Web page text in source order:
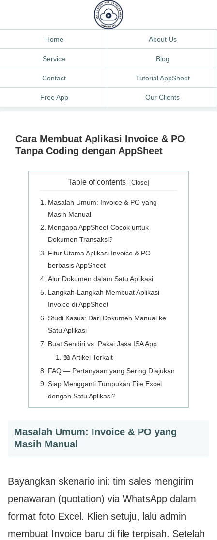
Home About Us
Service Blog
Contact Tutorial AppSheet
Free App Our Clients
Cara Membuat Aplikasi Invoice & PO
Tanpa Coding dengan AppSheet
Table of contents
Masalah Umum: Invoice & PO yang
Masih Manual
Mengapa AppSheet Cocok untuk
Dokumen Transaksi?
Fitur Utama Aplikasi Invoice & PO
berbasis AppSheet
Alur Dokumen dalam Satu Aplikasi
Langkah-Langkah Membuat Aplikasi
Invoice di AppSheet
Studi Kasus: Dari Dokumen Manual ke
Satu Aplikasi
Buat Sendiri vs. Pakai Jasa ISA App
📖 Artikel Terkait
FAQ — Pertanyaan yang Sering Diajukan
Siap Mengganti Tumpukan File Excel
dengan Satu Aplikasi?
Masalah Umum: Invoice & PO yang
Masih Manual
Bayangkan skenario ini: tim sales mengirim
penawaran (quotation) via WhatsApp dalam
format foto Excel. Klien setuju, lalu admin
membuat Invoice baru di file terpisah. Setelah